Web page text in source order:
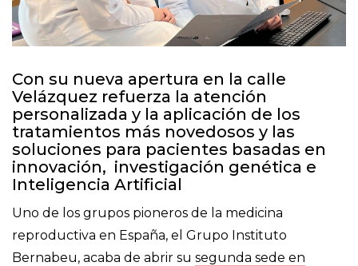
Con su nueva apertura en la calle
Velázquez refuerza la atención
personalizada y la aplicación de los
tratamientos más novedosos y las
soluciones para pacientes basadas en
innovación, investigación genética e
Inteligencia Artificial
Uno de los grupos pioneros de la medicina
reproductiva en España, el Grupo Instituto
Bernabeu, acaba de abrir su segunda sede en